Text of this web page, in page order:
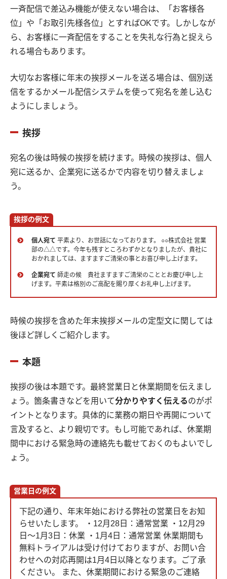
一斉配信で差込み機能が使えない場合は、「お客様各
位」や「お取引先様各位」とすればOKです。しかしなが
ら、お客様に一斉配信をすることを失礼な行為と捉えら
れる場合もあります。
大切なお客様に年末の挨拶メールを送る場合は、個別送
信をするかメール配信システムを使って宛名を差し込む
ようにしましょう。
挨拶
宛名の後は時候の挨拶を続けます。時候の挨拶は、個人
宛に送るか、企業宛に送るかで内容を切り替えましょ
う。
挨拶の例文
個人宛て 平素より、お世話になっております。 ○○株式会社 営業
部の△△です。今年も残すところわずかとなりましたが、貴社に
おかれましては、ますますご清栄の事とお喜び申し上げます。
企業宛て 師走の候 貴社ますますご清栄のこととお慶び申し上
げます。平素は格別のご高配を賜り厚くお礼申し上げます。
時候の挨拶を含めた年末挨拶メールの定型文に関しては
後ほど詳しくご紹介します。
本題
挨拶の後は本題です。最終営業日と休業期間を伝えまし
ょう。箇条書きなどを用いて分かりやすく伝えるのがポ
イントとなります。具体的に業務の期日や再開について
言及すると、より親切です。もし可能であれば、休業期
間中における緊急時の連絡先も載せておくのもよいでし
ょう。
営業日の例文
下記の通り、年末年始における弊社の営業日をお知
らせいたします。 ・12月28日：通常営業 ・12月29
日～1月3日：休業 ・1月4日：通常営業 休業期間も
無料トライアルは受け付けておりますが、お問い合
わせへの対応再開は1月4日以降となります。ご了承
ください。 また、休業期間における緊急のご連絡